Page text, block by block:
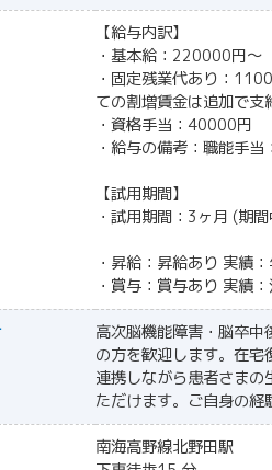
【給与内訳】
・基本給：220000円～
・固定残業代あり：
ての割増賃金は追加で支
・資格手当：40000円
・給与の備考：職能手
【試用期間】
・試用期間：3ヶ月 (期
・昇給：昇給あり 実績
・賞与：賞与あり 実績
高次脳機能障害・脳卒
の方を歓迎します。在宅
連携しながら患者さま
ただけます。ご自身の経
南海高野線北野田駅